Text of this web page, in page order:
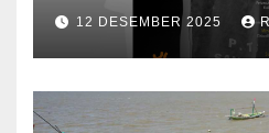
12 DESEMBER 2025